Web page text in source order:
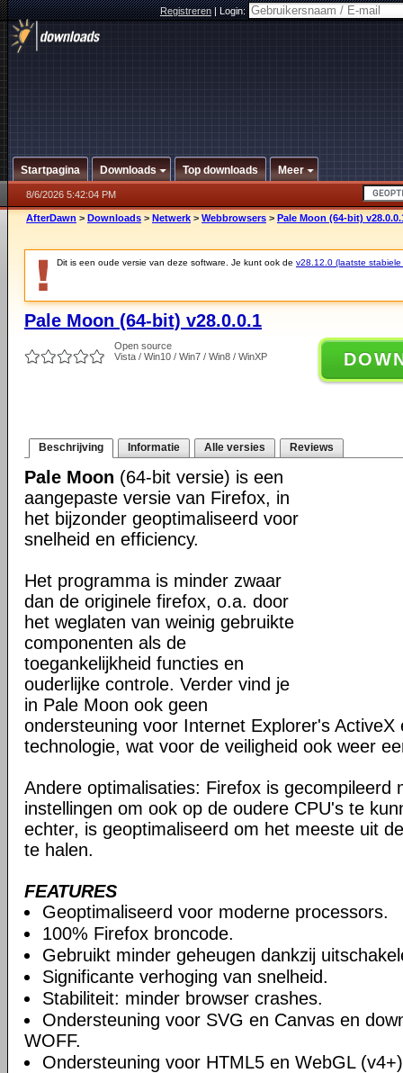
Registreren|Login:
Startpagina Downloads Top downloads Meer
8/6/2026 5:42:04 PM
AfterDawn > Downloads > Netwerk > Webbrowsers > Pale Moon (64-bit)
Dit is een oude versie van deze software. Je kunt ook de v28.12.0 (laatste stabiele
Pale Moon (64-bit) v28.0.0.1
Open source
Vista / Win10 / Win7 / Win8 / WinXP
Beschrijving Informatie Alle versies Reviews
Pale Moon (64-bit versie) is een
aangepaste versie van Firefox, in
het bijzonder geoptimaliseerd voor
snelheid en efficiency.
Het programma is minder zwaar
dan de originele firefox, o.a. door
het weglaten van weinig gebruikte
componenten als de
toegankelijkheid functies en
ouderlijke controle. Verder vind je
in Pale Moon ook geen
ondersteuning voor Internet Explorer's ActiveX
technologie, wat voor de veiligheid ook weer
Andere optimalisaties: Firefox is gecompileerd
instellingen om ook op de oudere CPU's te
echter, is geoptimaliseerd om het meeste uit
te halen.
FEATURES
Geoptimaliseerd voor moderne processors.
100% Firefox broncode.
Gebruikt minder geheugen dankzij
Significante verhoging van snelheid.
Stabiliteit: minder browser crashes.
Ondersteuning voor SVG en Canvas en
WOFF.
Ondersteuning voor HTML5 en WebGL